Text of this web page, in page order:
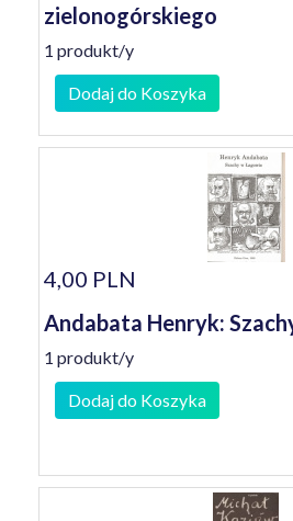
zielonogórskiego
1 produkt/y
Dodaj do Koszyka
4,00 PLN
Andabata Henryk:
1 produkt/y
Dodaj do Koszyka